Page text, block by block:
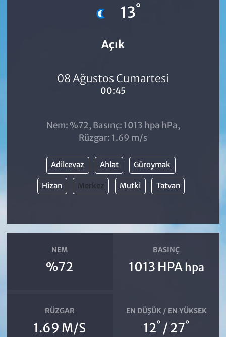
13°
Açık
08 Ağustos Cumartesi
00:45
Nem: %72, Basınç: 1013 hpa hPa,
Rüzgar: 1.69 m/s
Adilcevaz Ahlat Güroymak
Hizan Merkez Mutki Tatvan
NEM
%72
BASINÇ
1013 HPA hpa
RÜZGAR
1.69 M/S
EN DÜŞÜK / EN YÜKSEK
12° / 27°